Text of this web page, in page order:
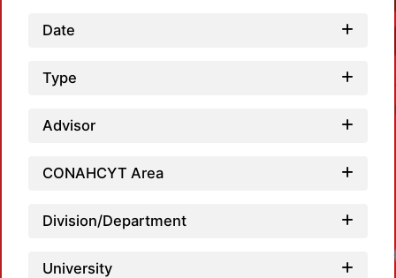
Date
Type
Advisor
CONAHCYT Area
Division/Department
University